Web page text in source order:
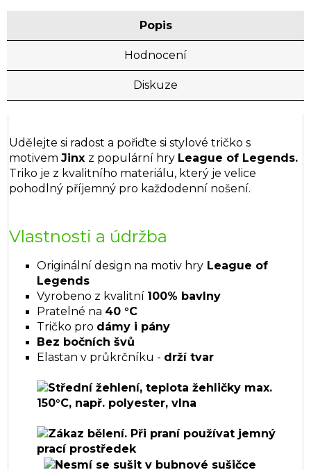
Popis
Hodnocení
Diskuze
Udělejte si radost a pořiďte si stylové tričko s
motivem Jinx z populární hry League of Legends.
Triko je z kvalitního materiálu, který je velice
pohodlný příjemný pro každodenní nošení.
Vlastnosti a údržba
Originální design na motiv hry League of
Legends
Vyrobeno z kvalitní 100% bavlny
Pratelné na 40 °C
Tričko pro dámy i pány
Bez bočních švů
Elastan v průkrčníku - drží tvar